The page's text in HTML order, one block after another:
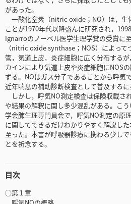
があった。
一酸化窒素（nitric oxide；NO）は，生
ことが1970年代以降盛んに研究され，
Ignarroのノーベル医学生理学賞の受賞に
（nitric oxide synthase；NOS）によって
管，気道上皮，炎症細胞に広く分布する
カインにより気道上皮や炎症細胞にNOS
ずる。NOはガス分子であることから呼気
近年喘息の補助診断検査として普及するに
しかし，呼気NO測定検査は保険収載さ
や結果の解釈に関し多少混乱がある。こ
学会肺生理専門員会で，呼気NO測定の原
に関してできるだけわかりやすく解説し
至った。本書が呼吸器診療に携わる少し
とを祈念する。
目次
○第１章